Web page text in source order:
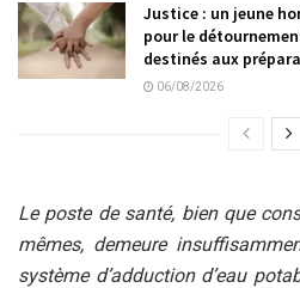
Justice : un jeune
pour le
destinés aux
06/08/2026
Le poste de santé, bien que
mêmes, demeure
système d’adduction d’eau